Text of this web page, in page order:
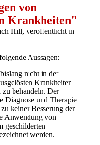
von
Krankheiten"
Hill, veröffentlicht in
Aussagen:
nicht in der
Krankheiten
zu behandeln. Der
Diagnose und Therapie
keiner Besserung der
Anwendung von
geschilderten
werden.